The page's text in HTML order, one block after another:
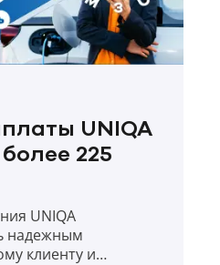
UNIQA
225
UNIQA
надежным
клиенту и